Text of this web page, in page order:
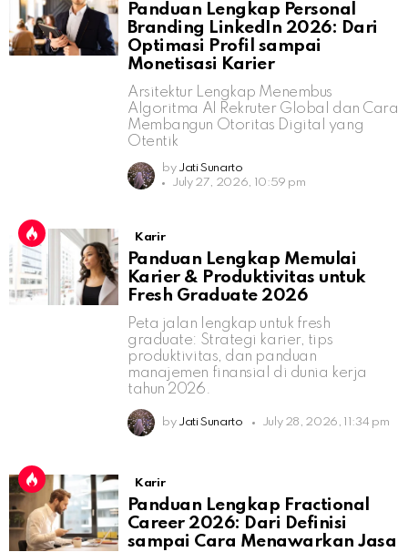
Panduan Lengkap Personal
Branding LinkedIn 2026: Dari
Optimasi Profil sampai
Monetisasi Karier
Arsitektur Lengkap Menembus
Algoritma AI Rekruter Global dan Cara
Membangun Otoritas Digital yang
Otentik
by Jati Sunarto
July 27, 2026, 10:59 pm
Karir
Panduan Lengkap Memulai
Karier & Produktivitas untuk
Fresh Graduate 2026
Peta jalan lengkap untuk fresh
graduate: Strategi karier, tips
produktivitas, dan panduan
manajemen finansial di dunia kerja
tahun 2026.
by Jati Sunarto July 28, 2026, 11:34 pm
Karir
Panduan Lengkap Fractional
Career 2026: Dari Definisi
sampai Cara Menawarkan Jasa